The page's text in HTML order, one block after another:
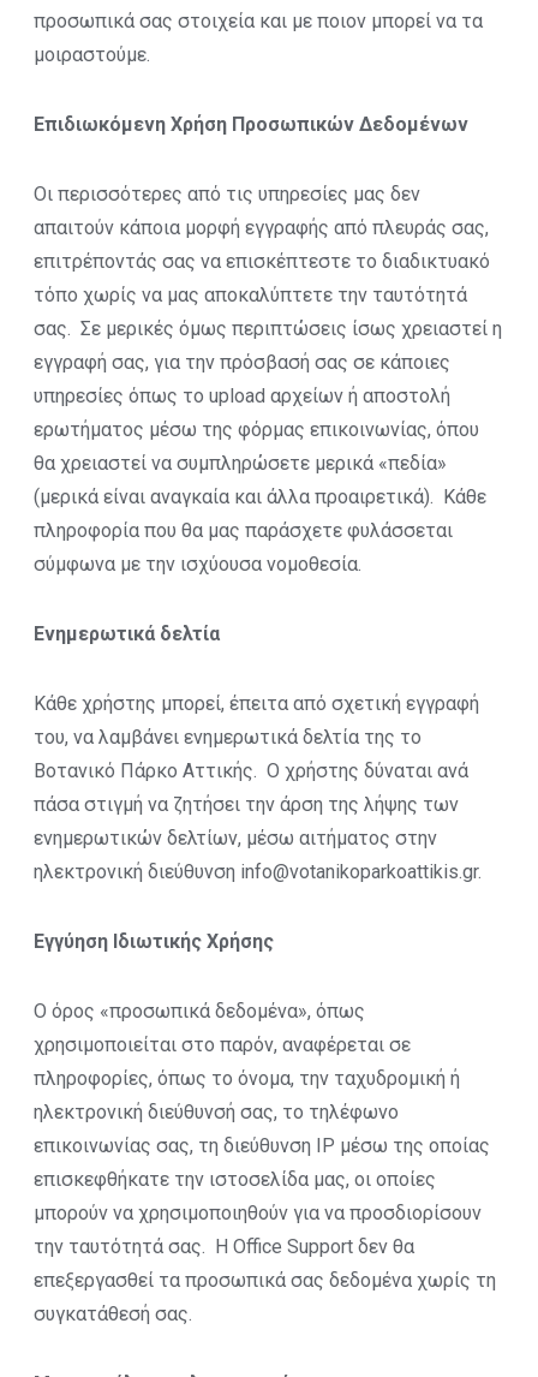
προσωπικά σας στοιχεία και με ποιον μπορεί να τα
μοιραστούμε.
Επιδιωκόμενη Χρήση Προσωπικών Δεδομένων
Οι περισσότερες από τις υπηρεσίες μας δεν
απαιτούν κάποια μορφή εγγραφής από πλευράς σας,
επιτρέποντάς σας να επισκέπτεστε το διαδικτυακό
τόπο χωρίς να μας αποκαλύπτετε την ταυτότητά
σας. Σε μερικές όμως περιπτώσεις ίσως χρειαστεί η
εγγραφή σας, για την πρόσβασή σας σε κάποιες
υπηρεσίες όπως το upload αρχείων ή αποστολή
ερωτήματος μέσω της φόρμας επικοινωνίας, όπου
θα χρειαστεί να συμπληρώσετε μερικά «πεδία»
(μερικά είναι αναγκαία και άλλα προαιρετικά). Κάθε
πληροφορία που θα μας παράσχετε φυλάσσεται
σύμφωνα με την ισχύουσα νομοθεσία.
Ενημερωτικά δελτία
Κάθε χρήστης μπορεί, έπειτα από σχετική εγγραφή
του, να λαμβάνει ενημερωτικά δελτία της το
Βοτανικό Πάρκο Αττικής. Ο χρήστης δύναται ανά
πάσα στιγμή να ζητήσει την άρση της λήψης των
ενημερωτικών δελτίων, μέσω αιτήματος στην
ηλεκτρονική διεύθυνση info@votanikoparkoattikis.gr.
Εγγύηση Ιδιωτικής Χρήσης
Ο όρος «προσωπικά δεδομένα», όπως
χρησιμοποιείται στο παρόν, αναφέρεται σε
πληροφορίες, όπως το όνομα, την ταχυδρομική ή
ηλεκτρονική διεύθυνσή σας, το τηλέφωνο
επικοινωνίας σας, τη διεύθυνση IP μέσω της οποίας
επισκεφθήκατε την ιστοσελίδα μας, οι οποίες
μπορούν να χρησιμοποιηθούν για να προσδιορίσουν
την ταυτότητά σας. Η Office Support δεν θα
επεξεργασθεί τα προσωπικά σας δεδομένα χωρίς τη
συγκατάθεσή σας.